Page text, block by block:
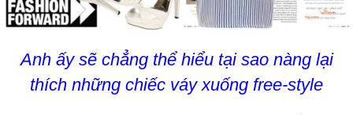
Anh ấy sẽ chẳng thể hiểu tại sao nàng lại
thích những chiếc váy xuống free-style